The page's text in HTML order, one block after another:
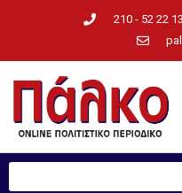
210 - 52 22